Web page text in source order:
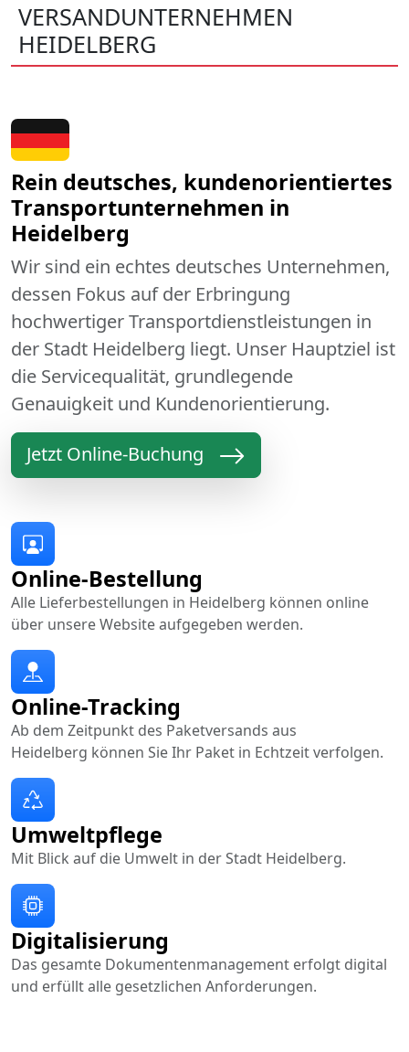
VERSANDUNTERNEHMEN
HEIDELBERG
Rein deutsches, kundenorientiertes
Transportunternehmen in
Heidelberg
Wir sind ein echtes deutsches Unternehmen,
dessen Fokus auf der Erbringung
hochwertiger Transportdienstleistungen in
der Stadt Heidelberg liegt. Unser Hauptziel ist
die Servicequalität, grundlegende
Genauigkeit und Kundenorientierung.
Jetzt Online-Buchung
Online-Bestellung
Alle Lieferbestellungen in Heidelberg können online
über unsere Website aufgegeben werden.
Online-Tracking
Ab dem Zeitpunkt des Paketversands aus
Heidelberg können Sie Ihr Paket in Echtzeit verfolgen.
Digitalisierung
Das gesamte Dokumentenmanagement erfolgt digital
und erfüllt alle gesetzlichen Anforderungen.
Umweltpflege
Mit Blick auf die Umwelt in der Stadt Heidelberg.